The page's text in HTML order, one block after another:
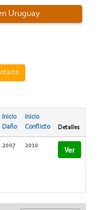
Uruguay
Inicio
Daño
Inicio
Conflicto
Detalles
2007 2010 Ver